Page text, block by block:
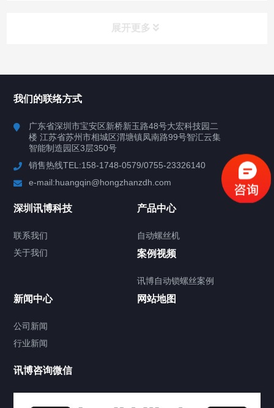
展开更多
行业案例
联系我们
关于我们
我们的联络方式
广东省深圳市宝安区新桥新玉路48号大宏科技园二
楼 江苏省苏州市相城区渭塘镇凤南路99号智汇云集
智能制造园区3层350号
销售热线TEL:158-1748-0579/0755-23326140
e-mail:huangqin@hongzhanzdh.com
深圳讯博科技
联系我们
关于我们
产品中心
自动螺丝机
案例视频
讯博自动锁螺丝案例
新闻中心
公司新闻
行业新闻
网站地图
讯博咨询微信